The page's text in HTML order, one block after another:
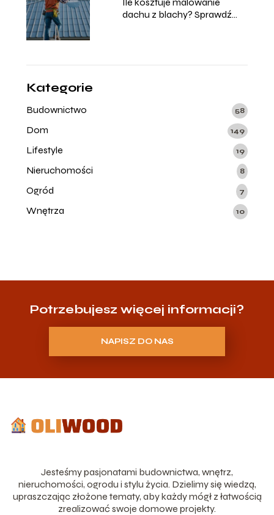
dachu z blachy? Sprawdź
Kategorie
Budownictwo 58
Dom 149
Lifestyle 19
Nieruchomości 8
Ogród 7
Wnętrza 10
Potrzebujesz więcej informacji?
NAPISZ DO NAS
Jesteśmy pasjonatami budownictwa, wnętrz,
nieruchomości, ogrodu i stylu życia. Dzielimy się wiedzą,
upraszczając złożone tematy, aby każdy mógł z łatwością
zrealizować swoje domowe projekty.